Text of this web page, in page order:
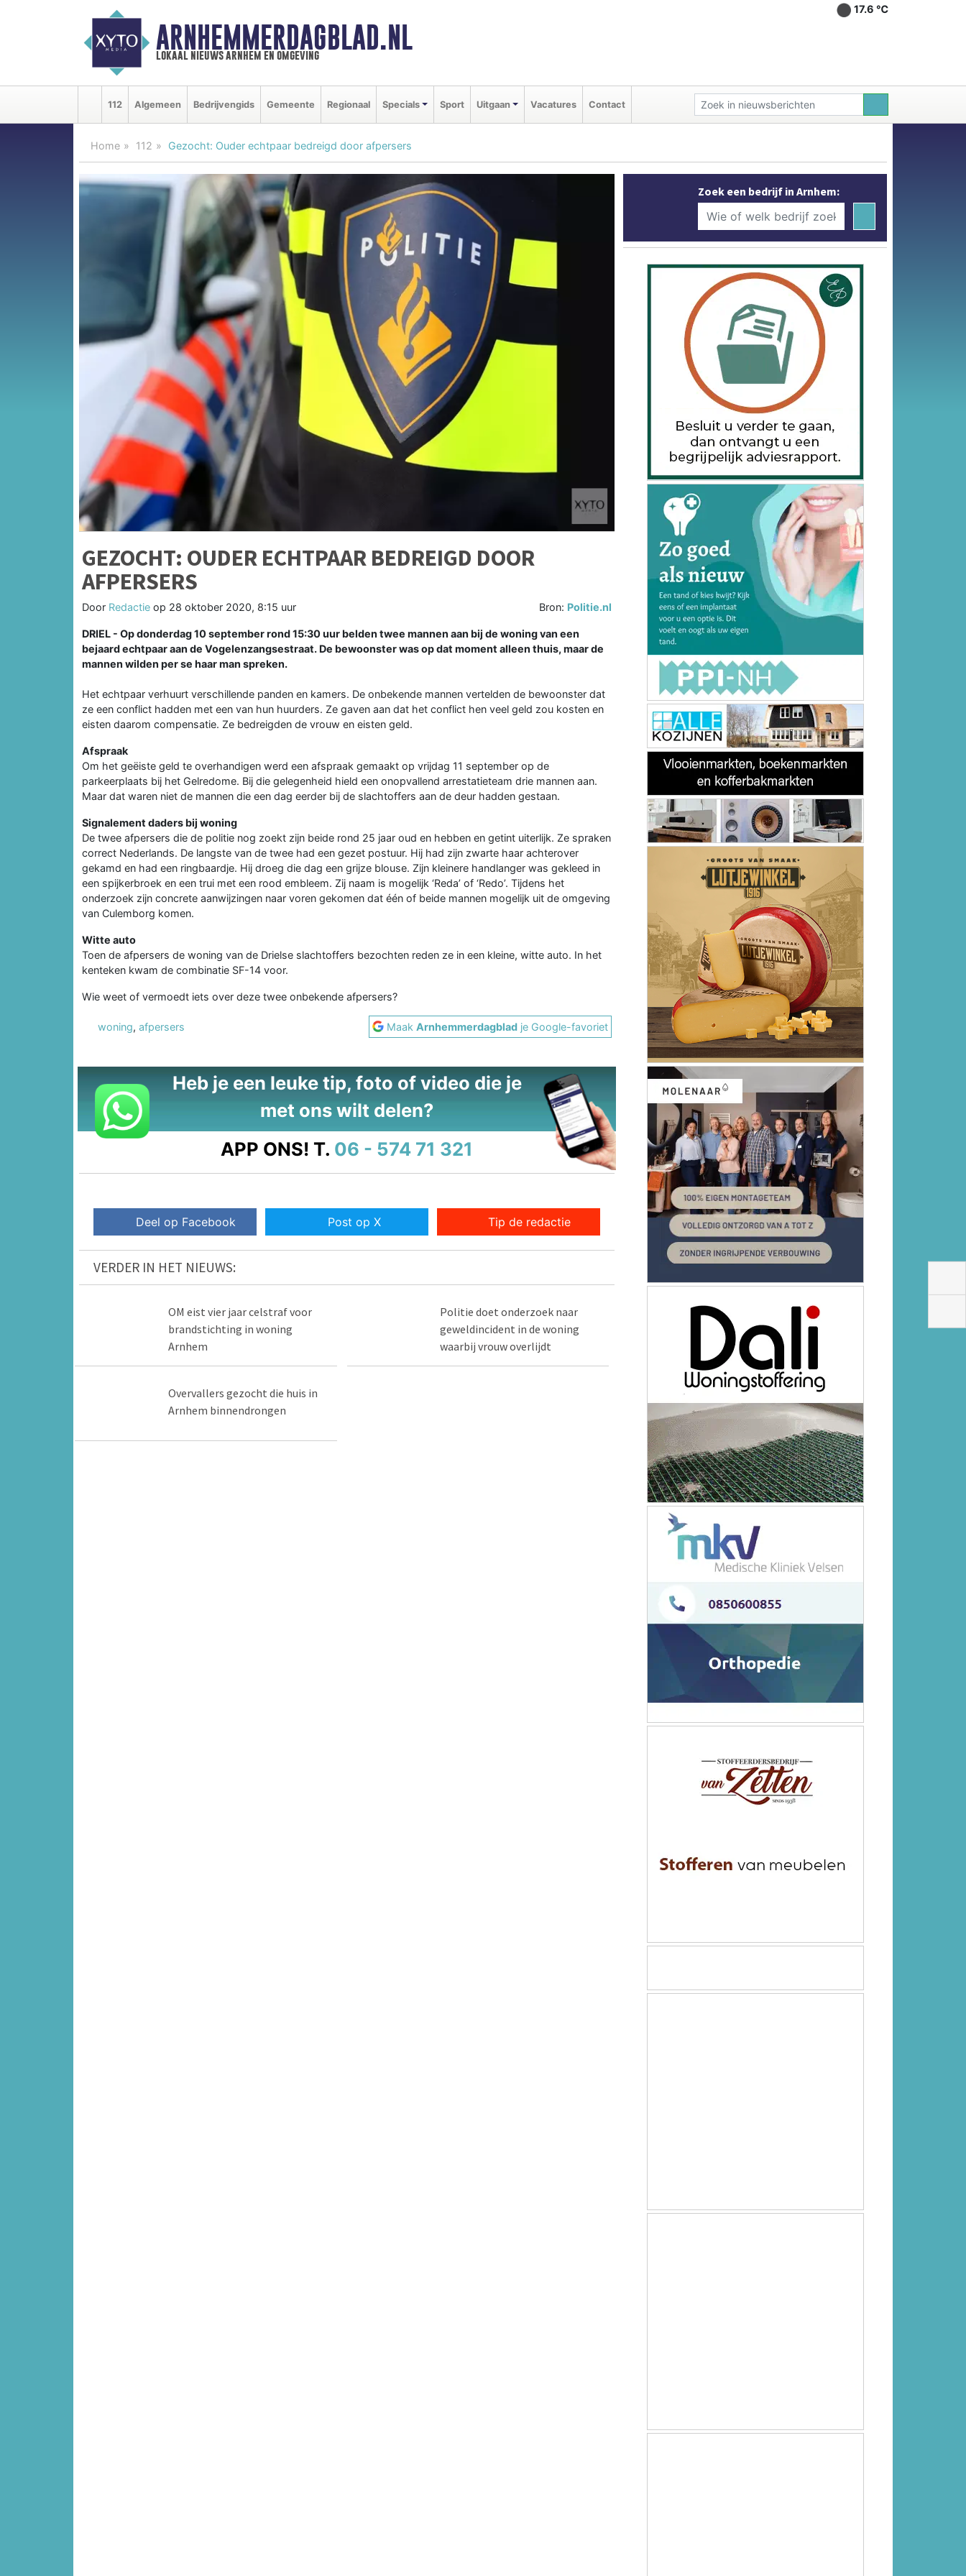
ARNHEMMERDAGBLAD.NL
lokaal nieuws arnhem en omgeving
17.6 ℃
112 Algemeen Bedrijvengids Gemeente Regionaal Specials Sport Uitgaan Vacatures Contact
Home 112 Gezocht: Ouder echtpaar bedreigd door afpersers
GEZOCHT: OUDER ECHTPAAR BEDREIGD DOOR
AFPERSERS
Door Redactie op 28 oktober 2020, 8:15 uur Bron: Politie.nl
DRIEL - Op donderdag 10 september rond 15:30 uur belden twee mannen aan bij de woning van een
bejaard echtpaar aan de Vogelenzangsestraat. De bewoonster was op dat moment alleen thuis, maar de
mannen wilden per se haar man spreken.
Het echtpaar verhuurt verschillende panden en kamers. De onbekende mannen vertelden de bewoonster dat
ze een conflict hadden met een van hun huurders. Ze gaven aan dat het conflict hen veel geld zou kosten en
eisten daarom compensatie. Ze bedreigden de vrouw en eisten geld.
Afspraak
Om het geëiste geld te overhandigen werd een afspraak gemaakt op vrijdag 11 september op de
parkeerplaats bij het Gelredome. Bij die gelegenheid hield een onopvallend arrestatieteam drie mannen aan.
Maar dat waren niet de mannen die een dag eerder bij de slachtoffers aan de deur hadden gestaan.
Signalement daders bij woning
De twee afpersers die de politie nog zoekt zijn beide rond 25 jaar oud en hebben en getint uiterlijk. Ze spraken
correct Nederlands. De langste van de twee had een gezet postuur. Hij had zijn zwarte haar achterover
gekamd en had een ringbaardje. Hij droeg die dag een grijze blouse. Zijn kleinere handlanger was gekleed in
een spijkerbroek en een trui met een rood embleem. Zij naam is mogelijk ‘Reda’ of ‘Redo’. Tijdens het
onderzoek zijn concrete aanwijzingen naar voren gekomen dat één of beide mannen mogelijk uit de omgeving
van Culemborg komen.
Witte auto
Toen de afpersers de woning van de Drielse slachtoffers bezochten reden ze in een kleine, witte auto. In het
kenteken kwam de combinatie SF-14 voor.
Wie weet of vermoedt iets over deze twee onbekende afpersers?
woning, afpersers MaakArnhemmerdagblad je Google-favoriet
Heb je een leuke tip, foto of video die je
met ons wilt delen?
APP ONS! T. 06 - 574 71 321
Deel op Facebook Post op X Tip de redactie
VERDER IN HET NIEUWS:
OM eist vier jaar celstraf voor
brandstichting in woning
Arnhem
Politie doet onderzoek naar
geweldincident in de woning
waarbij vrouw overlijdt
Overvallers gezocht die huis in
Arnhem binnendrongen
Zoek een bedrijf in Arnhem: